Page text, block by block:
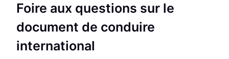
Foire aux questions sur le
document de conduire
international